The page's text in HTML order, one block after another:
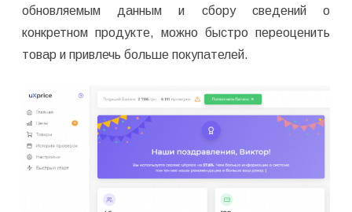
обновляемым данным и сбору сведений о
конкретном продукте, можно быстро переоценить
товар и привлечь больше покупателей.